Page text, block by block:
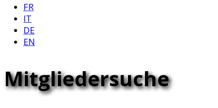
FR
IT
DE
EN
Mitgliedersuche